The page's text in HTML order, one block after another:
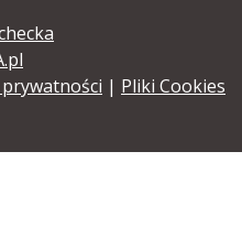
| Pliki Cookies